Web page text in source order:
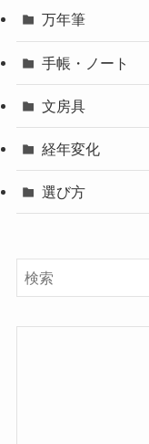
万年筆
手帳・ノート
文房具
経年変化
選び方